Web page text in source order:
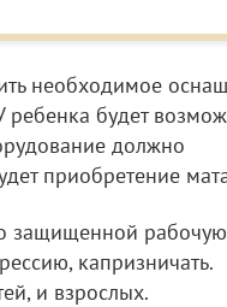
необходимое
будет
должно
приобретение
защищенной
капризничать.
и взрослых.